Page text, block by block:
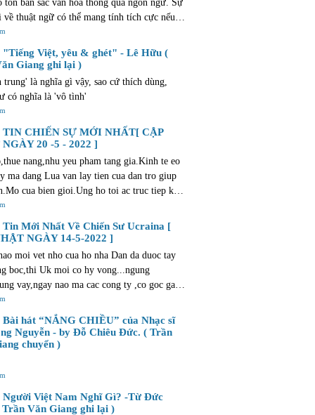
tồn bản sắc văn hóa thông qua ngôn ngữ. Sự
về thuật ngữ có thể mang tính tích cực nếu
giữ được mối liên hệ với truyền thống và
phương. Văn bản này cũng gợi lên những
và suy nghĩ tương tự như những gì bạn trải
bất động sản. Quá trình này cũng tràn
khích và niềm vui. Điều này đặc biệt
với các dự án mới của Al Sharq Investment
cung cấp các lựa chọn nhà ở hiện đại và
giúp bạn tìm được ngôi nhà lý tưởng.
"Tiếng Việt, yêu & ghét" - Lê Hữu (
Giang ghi lại )
trung' là nghĩa gì vậy, sao cứ thích dùng,
có nghĩa là 'vô tình'
TIN CHIẾN SỰ MỚI NHẤT[ CẬP
20 -5 - 2022 ]
nang,nhu yeu pham tang gia.Kinh te eo
ma dang Lua van lay tien cua dan tro giup
cua bien gioi.Ung ho toi ac truc tiep khi
cho phep trom cuop o muc do <1.000 dollars
vao thoi diem Trump,bon Lua da ho
the nao ??? Nhung nguoi bau ban vi chut tu
gi ve dat nuoc ??? Phai chang day khong
nuoc minh ??? bat qua,lai tro ve que huong
vay,ban la thang cho chet ! mien ban !
Tin Mới Nhất Về Chiến Sư Ucraina [
NGÀY 14-5-2022 ]
moi vet nho cua ho nha Dan da duoc tay
boc,thi Uk moi co hy vong...ngung
vay,ngay nao ma cac cong ty ,co goc gac
bac nu luu-anh hao cua khoi tu do va ong
va dang Lua thi moi giai xong phuong
cong !
Bài hát “NẮNG CHIỀU” của Nhạc sĩ
Nguyễn - by Đỗ Chiêu Đức. ( Trần
chuyển )
Người Việt Nam Nghĩ Gì? -Từ Đức
Văn Giang ghi lại )